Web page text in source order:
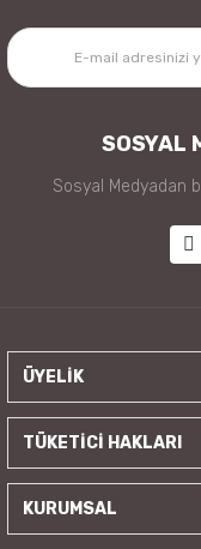
SOSYAL
Sosyal Medyadan
ÜYELİK
TÜKETİCİ HAKLARI
KURUMSAL